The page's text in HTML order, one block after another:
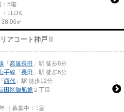
：5階
：1LDK
㎡
アコート神戸Ⅱ
「 高速長田 」駅 徒歩6分
手線 「 長田 」駅 徒歩6分
「 西代 」駅 徒歩12分
田区御船通 ２丁目
｜募集中： 1室